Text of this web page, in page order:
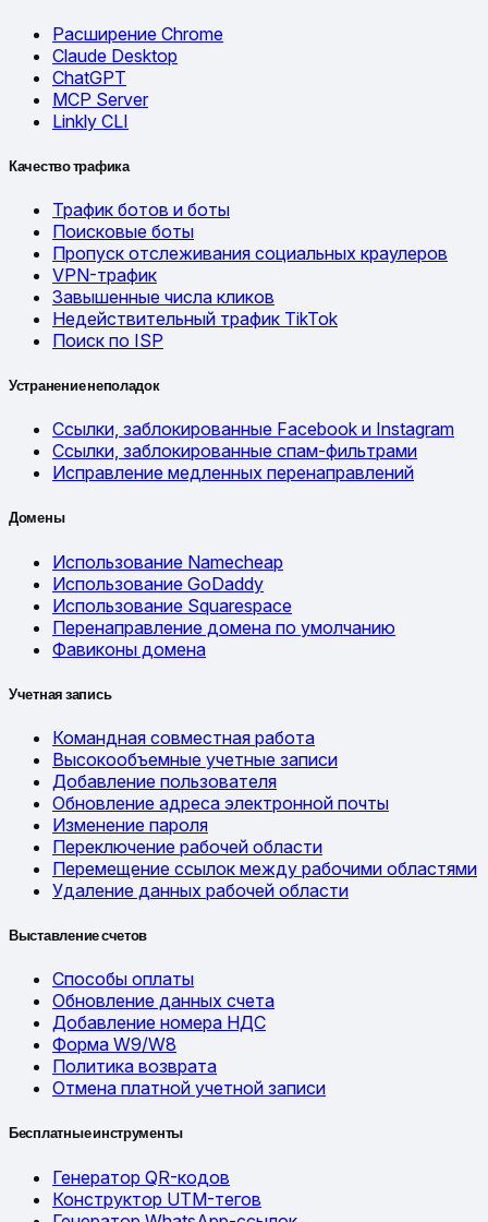
Расширение Chrome
Claude Desktop
ChatGPT
MCP Server
Linkly CLI
Качество трафика
Трафик ботов и боты
Поисковые боты
Пропуск отслеживания социальных краулеров
VPN-трафик
Завышенные числа кликов
Недействительный трафик TikTok
Поиск по ISP
Устранение неполадок
Ссылки, заблокированные Facebook и Instagram
Ссылки, заблокированные спам-фильтрами
Исправление медленных перенаправлений
Домены
Использование Namecheap
Использование GoDaddy
Использование Squarespace
Перенаправление домена по умолчанию
Фавиконы домена
Учетная запись
Командная совместная работа
Высокообъемные учетные записи
Добавление пользователя
Обновление адреса электронной почты
Изменение пароля
Переключение рабочей области
Перемещение ссылок между рабочими областями
Удаление данных рабочей области
Выставление счетов
Способы оплаты
Обновление данных счета
Добавление номера НДС
Форма W9/W8
Политика возврата
Отмена платной учетной записи
Бесплатные инструменты
Генератор QR-кодов
Конструктор UTM-тегов